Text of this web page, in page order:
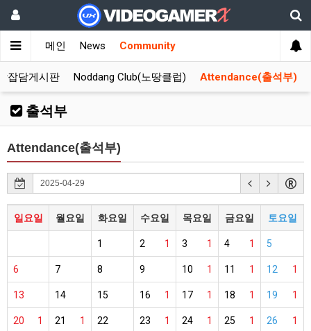
메인 News Community
잡담게시판 Noddang Club(노땅클럽) Attendance(출석부)
출석부
Attendance(출석부)
일요일 월요일 화요일 수요일 목요일 금요일 토요일
1 1
2 1
3 1
4 5
6 7 8 9 1
10 1
11 1
12
13 14 15 1
16 1
17 1
18 1
19
1
20 1
21 22 1
23 1
24 1
25 1
26